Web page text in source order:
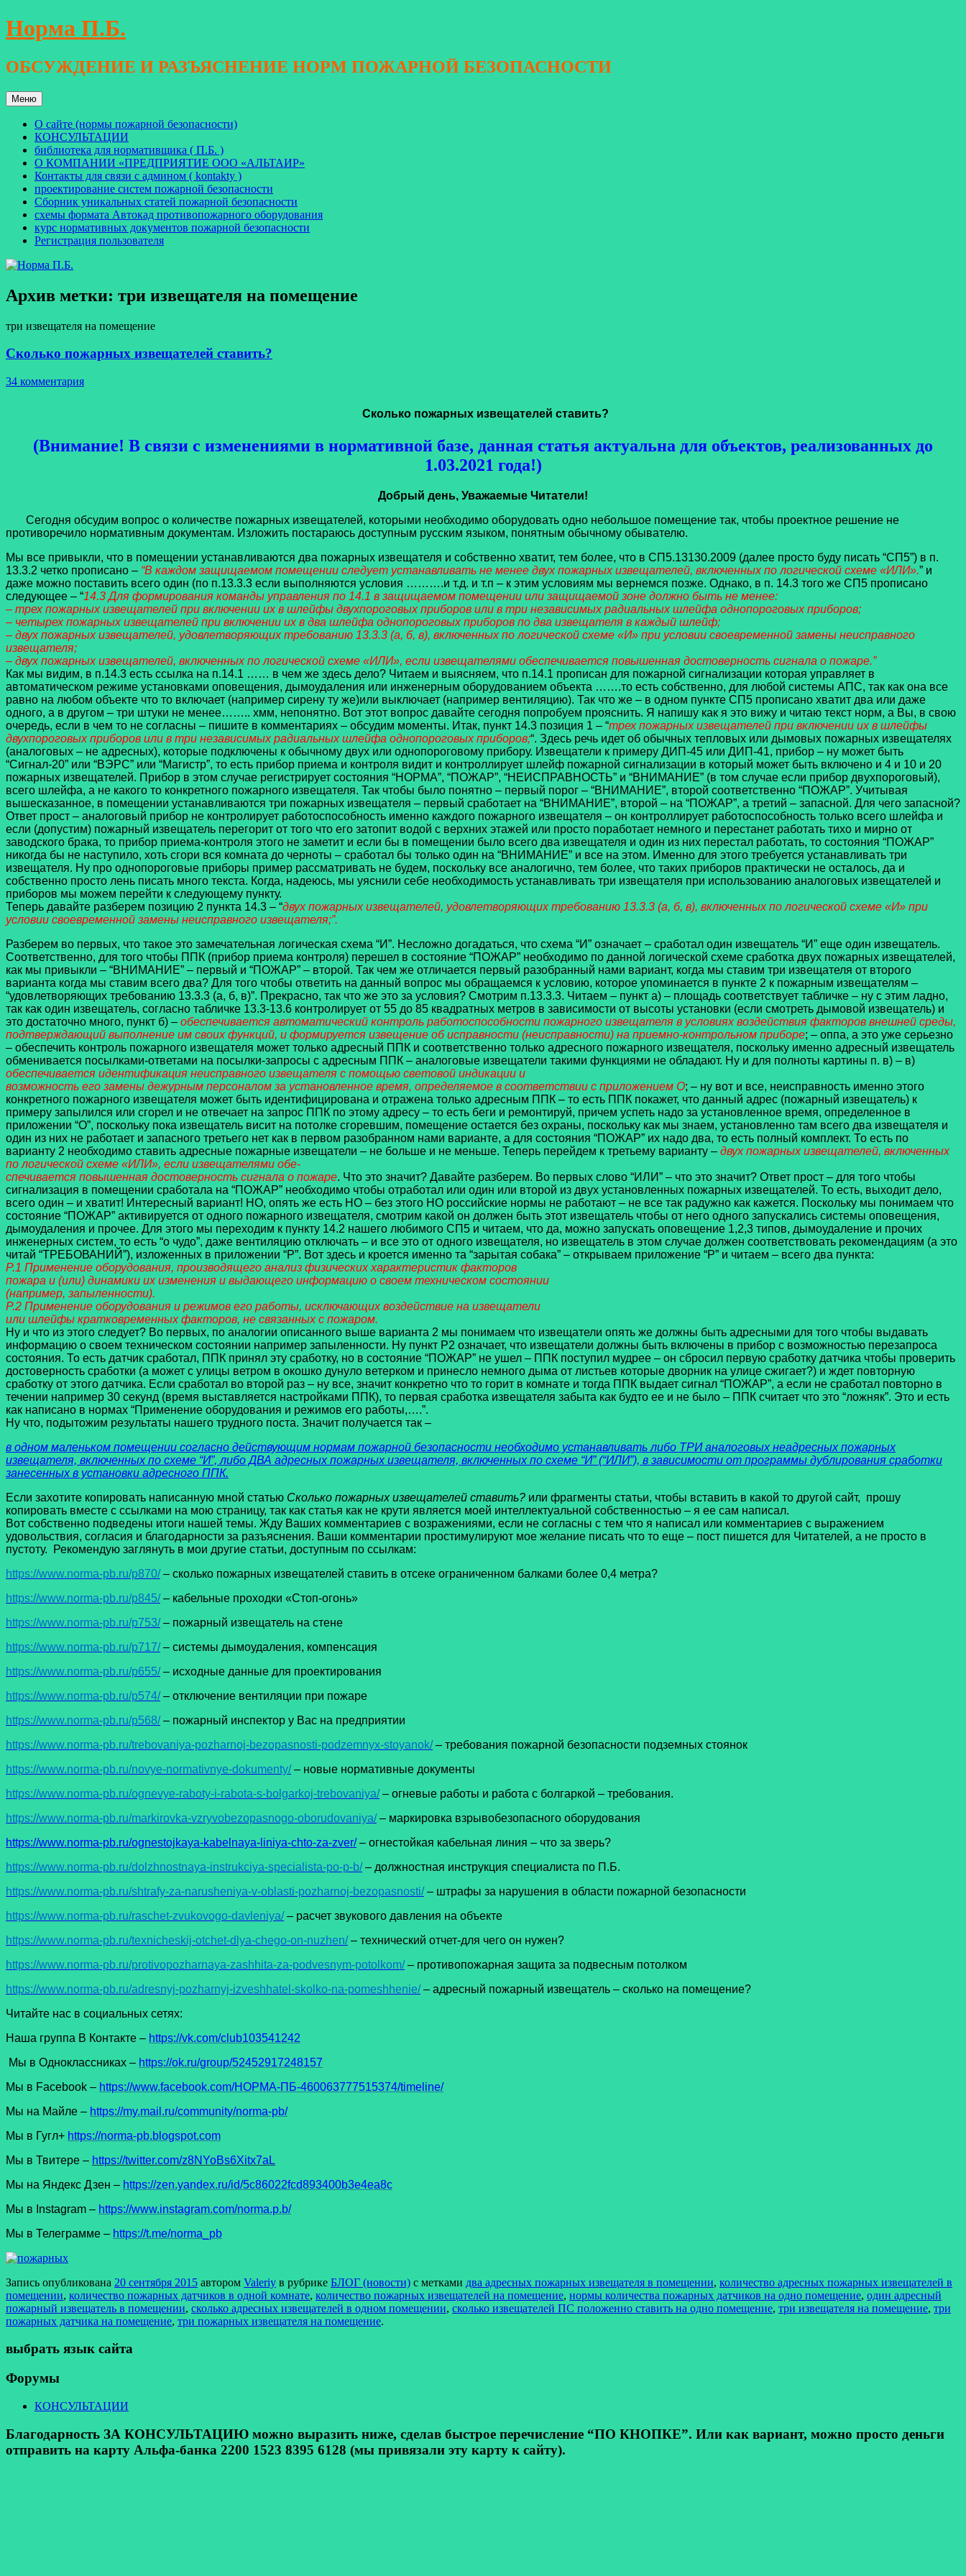
Перейти
к
Норма П.Б.
ОБСУЖДЕНИЕ И РАЗЪЯСНЕНИЕ НОРМ ПОЖАРНОЙ БЕЗОПАСНОСТИ
Меню
О сайте (нормы пожарной безопасности)
КОНСУЛЬТАЦИИ
библиотека для нормативщика ( П.Б. )
О КОМПАНИИ «ПРЕДПРИЯТИЕ ООО «АЛЬТАИР»
Контакты для связи с админом ( kontakty )
проектирование систем пожарной безопасности
Сборник уникальных статей пожарной безопасности
схемы формата Автокад противопожарного оборудования
курс нормативных документов пожарной безопасности
Регистрация пользователя
Архив метки: три извещателя на помещение
три извещателя на помещение
Сколько пожарных извещателей ставить?
34 комментария
Сколько пожарных извещателей ставить?
(Внимание! В связи с изменениями в нормативной базе, данная статья актуальна для объектов, реализованных до
1.03.2021 года!)
Добрый день, Уважаемые Читатели!
Сегодня обсудим вопрос о количестве пожарных извещателей, которыми необходимо оборудовать одно небольшое помещение так, чтобы проектное решение не
противоречило нормативным документам. Изложить постараюсь доступным русским языком, понятным обычному обывателю.
Мы все привыкли, что в помещении устанавливаются два пожарных извещателя и собственно хватит, тем более, что в СП5.13130.2009 (далее просто буду писать “СП5”) в п.
13.3.2 четко прописано – “В каждом защищаемом помещении следует устанавливать не менее двух пожарных извещателей, включенных по логической схеме «ИЛИ».” и
даже можно поставить всего один (по п.13.3.3 если выполняются условия ……….и т.д. и т.п – к этим условиям мы вернемся позже. Однако, в п. 14.3 того же СП5 прописано
следующее – “14.3 Для формирования команды управления по 14.1 в защищаемом помещении или защищаемой зоне должно быть не менее:
– трех пожарных извещателей при включении их в шлейфы двухпороговых приборов или в три независимых радиальных шлейфа однопороговых приборов;
– четырех пожарных извещателей при включении их в два шлейфа однопороговых приборов по два извещателя в каждый шлейф;
– двух пожарных извещателей, удовлетворяющих требованию 13.3.3 (а, б, в), включенных по логической схеме «И» при условии своевременной замены неисправного
извещателя;
– двух пожарных извещателей, включенных по логической схеме «ИЛИ», если извещателями обеспечивается повышенная достоверность сигнала о пожаре.”
Как мы видим, в п.14.3 есть ссылка на п.14.1 …… в чем же здесь дело? Читаем и выясняем, что п.14.1 прописан для пожарной сигнализации которая управляет в
автоматическом режиме установками оповещения, дымоудаления или инженерным оборудованием объекта …….то есть собственно, для любой системы АПС, так как она все
равно на любом объекте что то включает (например сирену ту же)или выключает (например вентиляцию). Так что же – в одном пункте СП5 прописано хватит два или даже
одного, а в другом – три штуки не менее…….. хмм, непонятно. Вот этот вопрос давайте сегодня попробуем прояснить. Я напишу как я это вижу и читаю текст норм, а Вы, в свою
очередь, если в чем то не согласны – пишите в комментариях – обсудим моменты. Итак, пункт 14.3 позиция 1 – “трех пожарных извещателей при включении их в шлейфы
двухпороговых приборов или в три независимых радиальных шлейфа однопороговых приборов;“. Здесь речь идет об обычных тепловых или дымовых пожарных извещателях
(аналоговых – не адресных), которые подключены к обычному двух или однопороговому прибору. Извещатели к примеру ДИП-45 или ДИП-41, прибор – ну может быть
“Сигнал-20” или “ВЭРС” или “Магистр”, то есть прибор приема и контроля видит и контроллирует шлейф пожарной сигнализации в который может быть включено и 4 и 10 и 20
пожарных извещателей. Прибор в этом случае регистрирует состояния “НОРМА”, “ПОЖАР”, “НЕИСПРАВНОСТЬ” и “ВНИМАНИЕ” (в том случае если прибор двухпороговый),
всего шлейфа, а не какого то конкретного пожарного извещателя. Так чтобы было понятно – первый порог – “ВНИМАНИЕ”, второй соответственно “ПОЖАР”. Учитывая
вышесказанное, в помещении устанавливаются три пожарных извещателя – первый сработает на “ВНИМАНИЕ”, второй – на “ПОЖАР”, а третий – запасной. Для чего запасной?
Ответ прост – аналоговый прибор не контролирует работоспособность именно каждого пожарного извещателя – он контроллирует работоспособность только всего шлейфа и
если (допустим) пожарный извещатель перегорит от того что его затопит водой с верхних этажей или просто поработает немного и перестанет работать тихо и мирно от
заводского брака, то прибор приема-контроля этого не заметит и если бы в помещении было всего два извещателя и один из них перестал работать, то состояния “ПОЖАР”
никогда бы не наступило, хоть сгори вся комната до черноты – сработал бы только один на “ВНИМАНИЕ” и все на этом. Именно для этого требуется устанавливать три
извещателя. Ну про однопороговые приборы пример рассматривать не будем, поскольку все аналогично, тем более, что таких приборов практически не осталось, да и
собственно просто лень писать много текста. Когда, надеюсь, мы уяснили себе необходимость устанавливать три извещателя при использованию аналоговых извещателей и
приборов мы можем перейти к следующему пункту.
Теперь давайте разберем позицию 2 пункта 14.3 – “двух пожарных извещателей, удовлетворяющих требованию 13.3.3 (а, б, в), включенных по логической схеме «И» при
условии своевременной замены неисправного извещателя;”.
Разберем во первых, что такое это замечательная логическая схема “И”. Несложно догадаться, что схема “И” означает – сработал один извещатель “И” еще один извещатель.
Соответственно, для того чтобы ППК (прибор приема контроля) перешел в состояние “ПОЖАР” необходимо по данной логической схеме сработка двух пожарных извещателей,
как мы привыкли – “ВНИМАНИЕ” – первый и “ПОЖАР” – второй. Так чем же отличается первый разобранный нами вариант, когда мы ставим три извещателя от второго
варианта когда мы ставим всего два? Для того чтобы ответить на данный вопрос мы обращаемся к условию, которое упоминается в пункте 2 к пожарным извещателям –
“удовлетворяющих требованию 13.3.3 (а, б, в)”. Прекрасно, так что же это за условия? Смотрим п.13.3.3. Читаем – пункт а) – площадь соответствует табличке – ну с этим ладно,
так как один извещатель, согласно табличке 13.3-13.6 контролирует от 55 до 85 квадратных метров в зависимости от высоты установки (если смотреть дымовой извещатель) и
это достаточно много, пункт б) – обеспечивается автоматический контроль работоспособности пожарного извещателя в условиях воздействия факторов внешней среды,
подтверждающий выполнение им своих функций, и формируется извещение об исправности (неисправности) на приемно-контрольном приборе; – оппа, а это уже серьезно
– обеспечить контроль пожарного извещателя может только адресный ППК и соответственно только адресного пожарного извещателя, поскольку именно адресный извещатель
обменивается посылками-ответами на посылки-запросы с адресным ППК – аналоговые извещатели такими функциями не обладают. Ну и для полноты картины п. в) – в)
обеспечивается идентификация неисправного извещателя с помощью световой индикации и
возможность его замены дежурным персоналом за установленное время, определяемое в соответствии с приложением О; – ну вот и все, неисправность именно этого
конкретного пожарного извещателя может быть идентифицирована и отражена только адресным ППК – то есть ППК покажет, что данный адрес (пожарный извещатель) к
примеру запылился или сгорел и не отвечает на запрос ППК по этому адресу – то есть беги и ремонтируй, причем успеть надо за установленное время, определенное в
приложении “О”, поскольку пока извещатель висит на потолке сгоревшим, помещение остается без охраны, поскольку как мы знаем, установленно там всего два извещателя и
один из них не работает и запасного третьего нет как в первом разобранном нами варианте, а для состояния “ПОЖАР” их надо два, то есть полный комплект. То есть по
варианту 2 необходимо ставить адресные пожарные извещатели – не больше и не меньше. Теперь перейдем к третьему варианту – двух пожарных извещателей, включенных
по логической схеме «ИЛИ», если извещателями обе-
спечивается повышенная достоверность сигнала о пожаре. Что это значит? Давайте разберем. Во первых слово “ИЛИ” – что это значит? Ответ прост – для того чтобы
сигнализация в помещении сработала на “ПОЖАР” необходимо чтобы отработал или один или второй из двух установленных пожарных извещателей. То есть, выходит дело,
всего один – и хватит! Интересный вариант! НО, опять же есть НО – без этого НО российские нормы не работают – не все так радужно как кажется. Поскольку мы понимаем что
состояние “ПОЖАР” активируется от одного пожарного извещателя, смотрим какой он должен быть этот извещатель чтобы от него одного запускались системы оповещения,
дымоудаления и прочее. Для этого мы переходим к пункту 14.2 нашего любимого СП5 и читаем, что да, можно запускать оповещение 1,2,3 типов, дымоудаление и прочих
инженерных систем, то есть “о чудо”, даже вентиляцию отключать – и все это от одного извещателя, но извещатель в этом случае должен соответствовать рекомендациям (а это
читай “ТРЕБОВАНИЙ”), изложенных в приложении “Р”. Вот здесь и кроется именно та “зарытая собака” – открываем приложение “Р” и читаем – всего два пункта:
Р.1 Применение оборудования, производящего анализ физических характеристик факторов
пожара и (или) динамики их изменения и выдающего информацию о своем техническом состоянии
(например, запыленности).
Р.2 Применение оборудования и режимов его работы, исключающих воздействие на извещатели
или шлейфы кратковременных факторов, не связанных с пожаром.
Ну и что из этого следует? Во первых, по аналогии описанного выше варианта 2 мы понимаем что извещатели опять же должны быть адресными для того чтобы выдавать
информацию о своем техническом состоянии например запыленности. Ну пункт Р2 означает, что извещатели должны быть включены в прибор с возможностью перезапроса
состояния. То есть датчик сработал, ППК принял эту сработку, но в состояние “ПОЖАР” не ушел – ППК поступил мудрее – он сбросил первую сработку датчика чтобы проверить
достоверность сработки (а может с улицы ветром в окошко дунуло ветерком и принесло немного дыма от листьев которые дворник на улице сжигает?) и ждет повторную
сработку от этого датчика. Если сработал во второй раз – ну все, значит конкретно что то горит в комнате и тогда ППК выдает сигнал “ПОЖАР”, а если не сработал повторно в
течении например 30 секунд (время выставляется настройками ППК), то первая сработка извещателя забыта как будто ее и не было – ППК считает что это “ложняк”. Это и есть
как написано в нормах “Применение оборудования и режимов его работы,….”.
Ну что, подытожим результаты нашего трудного поста. Значит получается так –
в одном маленьком помещении согласно действующим нормам пожарной безопасности необходимо устанавливать либо ТРИ аналоговых неадресных пожарных
извещателя, включенных по схеме “И”, либо ДВА адресных пожарных извещателя, включенных по схеме “И” (“ИЛИ”), в зависимости от программы дублирования сработки
занесенных в установки адресного ППК.
Если захотите копировать написанную мной статью Сколько пожарных извещателей ставить? или фрагменты статьи, чтобы вставить в какой то другой сайт, прошу
копировать вместе с ссылками на мою страницу, так как статья как не крути является моей интеллектуальной собственностью – я ее сам написал.
Вот собственно подведены итоги нашей темы. Жду Ваших комментариев с возражениями, если не согласны с тем что я написал или комментариев с выражением
удовольствия, согласия и благодарности за разъяснения. Ваши комментарии простимулируют мое желание писать что то еще – пост пишется для Читателей, а не просто в
пустоту. Рекомендую заглянуть в мои другие статьи, доступным по ссылкам:
https://www.norma-pb.ru/p870/– сколько пожарных извещателей ставить в отсеке ограниченном балками более 0,4 метра?
https://www.norma-pb.ru/p845/– кабельные проходки «Стоп-огонь»
https://www.norma-pb.ru/p753/– пожарный извещатель на стене
https://www.norma-pb.ru/p717/– системы дымоудаления, компенсация
https://www.norma-pb.ru/p655/– исходные данные для проектирования
https://www.norma-pb.ru/p574/– отключение вентиляции при пожаре
https://www.norma-pb.ru/p568/– пожарный инспектор у Вас на предприятии
https://www.norma-pb.ru/trebovaniya-pozharnoj-bezopasnosti-podzemnyx-stoyanok/– требования пожарной безопасности подземных стоянок
https://www.norma-pb.ru/novye-normativnye-dokumenty/– новые нормативные документы
https://www.norma-pb.ru/ognevye-raboty-i-rabota-s-bolgarkoj-trebovaniya/– огневые работы и работа с болгаркой – требования.
https://www.norma-pb.ru/markirovka-vzryvobezopasnogo-oborudovaniya/– маркировка взрывобезопасного оборудования
https://www.norma-pb.ru/ognestojkaya-kabelnaya-liniya-chto-za-zver/– огнестойкая кабельная линия – что за зверь?
https://www.norma-pb.ru/dolzhnostnaya-instrukciya-specialista-po-p-b/– должностная инструкция специалиста по П.Б.
https://www.norma-pb.ru/shtrafy-za-narusheniya-v-oblasti-pozharnoj-bezopasnosti/– штрафы за нарушения в области пожарной безопасности
https://www.norma-pb.ru/raschet-zvukovogo-davleniya/– расчет звукового давления на объекте
https://www.norma-pb.ru/texnicheskij-otchet-dlya-chego-on-nuzhen/– технический отчет-для чего он нужен?
https://www.norma-pb.ru/protivopozharnaya-zashhita-za-podvesnym-potolkom/– противопожарная защита за подвесным потолком
https://www.norma-pb.ru/adresnyj-pozharnyj-izveshhatel-skolko-na-pomeshhenie/– адресный пожарный извещатель – сколько на помещение?
Читайте нас в социальных сетях:
Наша группа В Контакте – https://vk.com/club103541242
Мы в Одноклассниках – https://ok.ru/group/52452917248157
Мы в Facеbook – https://www.facebook.com/НОРМА-ПБ-460063777515374/timeline/
Мы на Майле – https://my.mail.ru/community/norma-pb/
Мы в Гугл+ https://norma-pb.blogspot.com
Мы в Твитере – https://twitter.com/z8NYoBs6Xitx7aL
Мы на Яндекс Дзен – https://zen.yandex.ru/id/5c86022fcd893400b3e4ea8c
Мы в Instagram – https://www.instagram.com/norma.p.b/
Мы в Телеграмме – https://t.me/norma_pb
Запись опубликована 20 сентября 2015 автором Valeriy в рубрике БЛОГ (новости) с метками два адресных пожарных извещателя в помещении, количество адресных пожарных извещателей в
помещении, количество пожарных датчиков в одной комнате, количество пожарных извещателей на помещение, нормы количества пожарных датчиков на одно помещение, один адресный
пожарный извещатель в помещении, сколько адресных извещателей в одном помещении, сколько извещателей ПС положенно ставить на одно помещение, три извещателя на помещение, три
пожарных датчика на помещение, три пожарных извещателя на помещение.
выбрать язык сайта
Форумы
КОНСУЛЬТАЦИИ
Благодарность ЗА КОНСУЛЬТАЦИЮ можно выразить ниже, сделав быстрое перечисление “ПО КНОПКЕ”. Или как вариант, можно просто деньги
отправить на карту Альфа-банка 2200 1523 8395 6128 (мы привязали эту карту к сайту).